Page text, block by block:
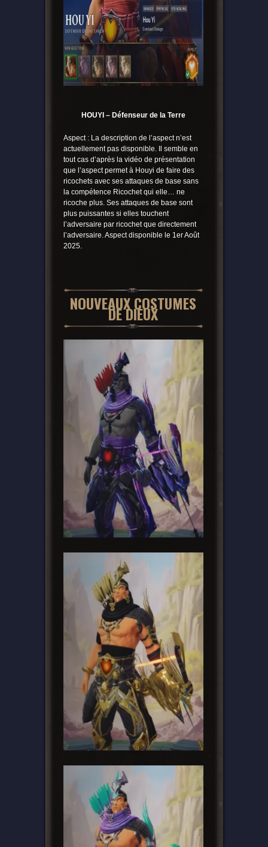
HOUYI – Défenseur de la Terre
Aspect : La description de l’aspect n’est
actuellement pas disponible. Il semble en
tout cas d’après la vidéo de présentation
que l’aspect permet à Houyi de faire des
ricochets avec ses attaques de base sans
la compétence Ricochet qui elle… ne
ricoche plus. Ses attaques de base sont
plus puissantes si elles touchent
l’adversaire par ricochet que directement
l’adversaire. Aspect disponible le 1er Août
2025.
NOUVEAUX COSTUMES
DE DIEUX